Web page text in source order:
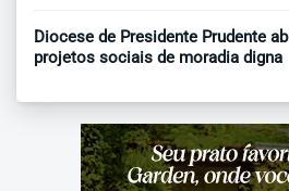
Diocese de Presidente Prudente
projetos sociais de moradia digna